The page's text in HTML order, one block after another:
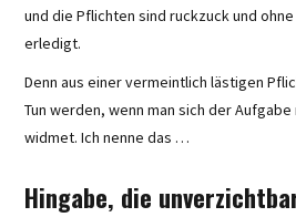
und die Pflichten sind ruckzuck und
erledigt.
Denn aus einer vermeintlich lästigen
Tun werden, wenn man sich der Aufgabe
widmet. Ich nenne das …
Hingabe, die